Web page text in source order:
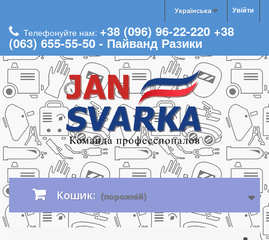
Увійти
Українська
Телефонуйте нам: +38 (096) 96-22-220 +38
(063) 655-55-50 - Пайванд Разики
Кошик: (порожній)